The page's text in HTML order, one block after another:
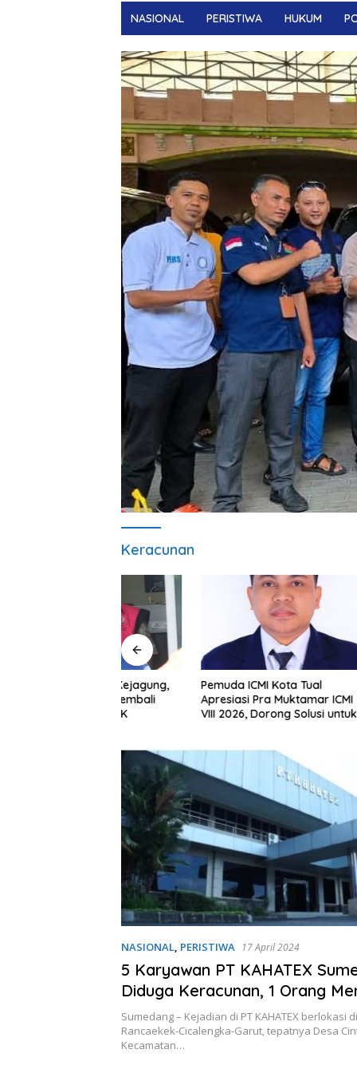
NASIONAL PERISTIWA HUKUM
Keracunan
Pemuda ICMI Kota Tual
Apresiasi Pra Muktamar ICMI
VIII 2026, Dorong Solusi untuk
Pendiri
Advokat
Dunia
NASIONAL, PERISTIWA 17 April 2024
5 Karyawan PT KAHATEX
Diduga Keracunan, 1 Orang
Dunia, 4 Orang Lainnya Dirawat
Sumedang – Kejadian di PT KAHATEX berlokasi
Rancaekek-Cicalengka-Garut, tepatnya Desa
Kecamatan…